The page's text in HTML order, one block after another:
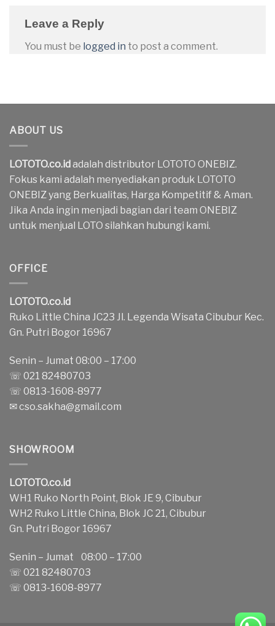
Leave a Reply
You must be logged in to post a comment.
ABOUT US
LOTOTO.co.idadalah distributor LOTOTO ONEBIZ.
Fokus kami adalah menyediakan produk LOTOTO
ONEBIZ yang Berkualitas, Harga Kompetitif & Aman.
Jika Anda ingin menjadi bagian dari team ONEBIZ
untuk menjual LOTO silahkan hubungi kami.
OFFICE
LOTOTO.co.id
Ruko Little China JC23 Jl. Legenda Wisata Cibubur Kec.
Gn. Putri Bogor 16967
Senin – Jumat 08:00 – 17:00
☏ 021 82480703
☏ 0813-1608-8977
✉cso.sakha@gmail.com
SHOWROOM
LOTOTO.co.id
WH1 Ruko North Point, Blok JE 9, Cibubur
WH2 Ruko Little China, Blok JC 21, Cibubur
Gn. Putri Bogor 16967
Senin – Jumat 08:00 – 17:00
☏ 021 82480703
☏ 0813-1608-8977